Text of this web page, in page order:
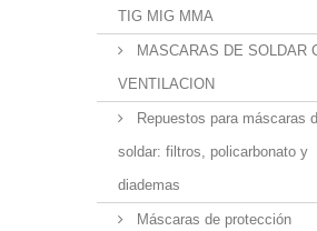
TIG MIG MMA
MASCARAS DE SOLDAR
VENTILACION
Repuestos para máscaras
soldar: filtros, policarbonato y
diademas
Máscaras de protección